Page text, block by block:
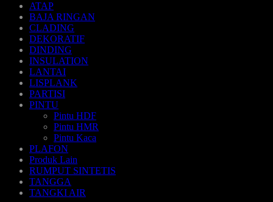
ATAP
BAJA RINGAN
CLADING
DEKORATIF
DINDING
INSULATION
LANTAI
LISPLANK
PARTISI
PINTU
Pintu HDF
Pintu HMR
Pintu Kaca
PLAFON
Produk Lain
RUMPUT SINTETIS
TANGGA
TANGKI AIR